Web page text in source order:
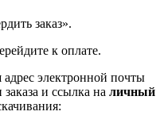
заказ».
к оплате.
электронной почты
и ссылка на личный